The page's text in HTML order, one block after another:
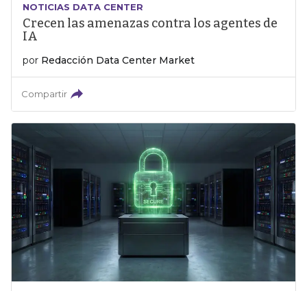
NOTICIAS DATA CENTER
Crecen las amenazas contra los agentes de
IA
por Redacción Data Center Market
Compartir